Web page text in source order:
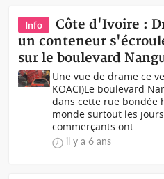
Info
Côte d'Ivoire :
un conteneur
sur le boulevard
Une vue de drame ce
KOACI)Le boulevard
dans cette rue bondée
monde surtout les
commerçants ont...
il y a 6 ans